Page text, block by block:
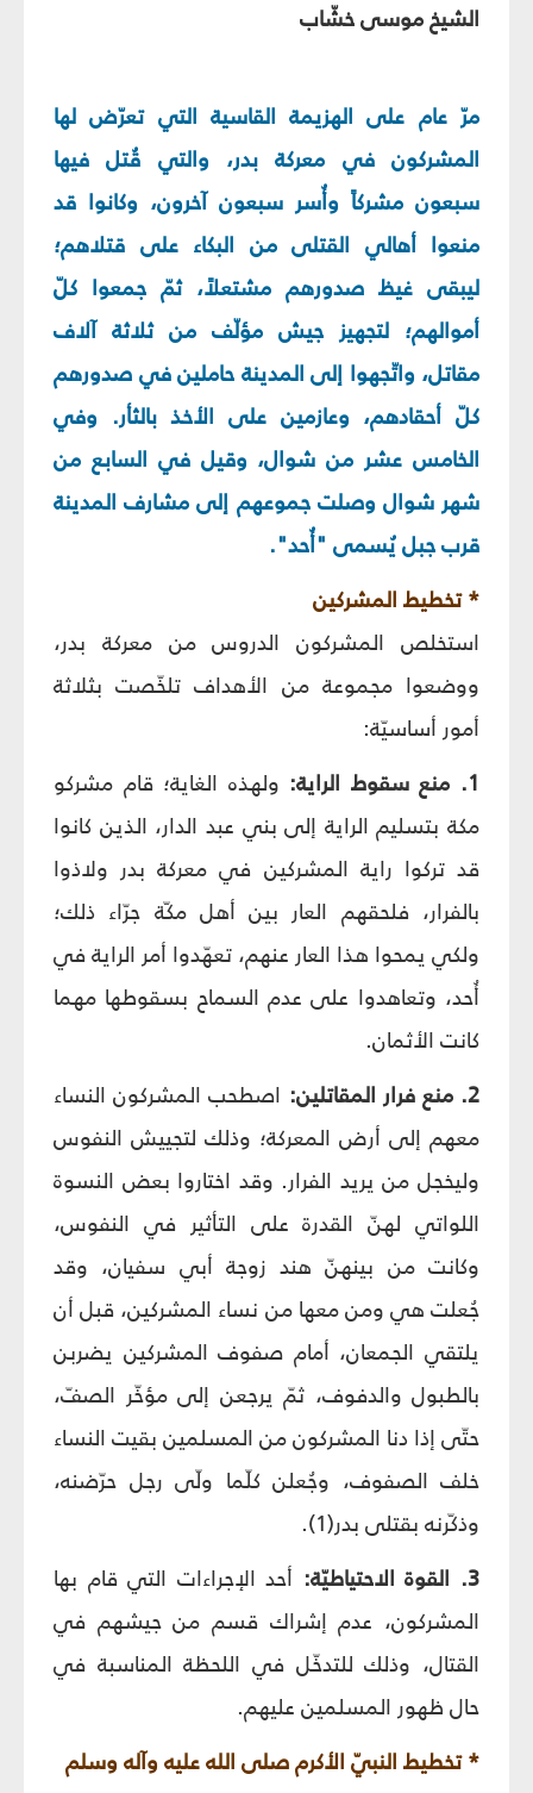
الشيخ موسى خشّاب
مرّ عام على الهزيمة القاسية التي تعرّض لها
المشركون في معركة بدر، والتي قُتل فيها
سبعون مشركاً وأُسر سبعون آخرون، وكانوا قد
منعوا أهالي القتلى من البكاء على قتلاهم؛
ليبقى غيظ صدورهم مشتعلاً، ثمّ جمعوا كلّ
أموالهم؛ لتجهيز جيش مؤلّف من ثلاثة آلاف
مقاتل، واتّجهوا إلى المدينة حاملين في صدورهم
كلّ أحقادهم، وعازمين على الأخذ بالثأر. وفي
الخامس عشر من شوال، وقيل في السابع من
شهر شوال وصلت جموعهم إلى مشارف المدينة
قرب جبل يُسمى "أُحد".
* تخطيط المشركين
استخلص المشركون الدروس من معركة بدر،
ووضعوا مجموعة من الأهداف تلخّصت بثلاثة
أمور أساسيّة:
1. منع سقوط الراية:
ولهذه الغاية؛ قام مشركو
مكة بتسليم الراية إلى بني عبد الدار، الذين كانوا
قد تركوا راية المشركين في معركة بدر ولاذوا
بالفرار، فلحقهم العار بين أهل مكّة جرّاء ذلك؛
ولكي يمحوا هذا العار عنهم، تعهّدوا أمر الراية في
أُحد، وتعاهدوا على عدم السماح بسقوطها مهما
كانت الأثمان.
2. منع فرار المقاتلين:
اصطحب المشركون النساء
معهم إلى أرض المعركة؛ وذلك لتجييش النفوس
وليخجل من يريد الفرار. وقد اختاروا بعض النسوة
اللواتي لهنّ القدرة على التأثير في النفوس،
وكانت من بينهنّ هند زوجة أبي سفيان، وقد
جُعلت هي ومن معها من نساء المشركين، قبل أن
يلتقي الجمعان، أمام صفوف المشركين يضربن
بالطبول والدفوف، ثمّ يرجعن إلى مؤخّر الصفّ،
حتّى إذا دنا المشركون من المسلمين بقيت النساء
خلف الصفوف، وجُعلن كلّما ولّى رجل حرّضنه،
وذكّرنه بقتلى بدر(1).
3. القوة الاحتياطيّة:
أحد الإجراءات التي قام بها
المشركون، عدم إشراك قسم من جيشهم في
القتال، وذلك للتدخّل في اللحظة المناسبة في
حال ظهور المسلمين عليهم.
* تخطيط النبيّ الأكرم صلى الله عليه وآله وسلم